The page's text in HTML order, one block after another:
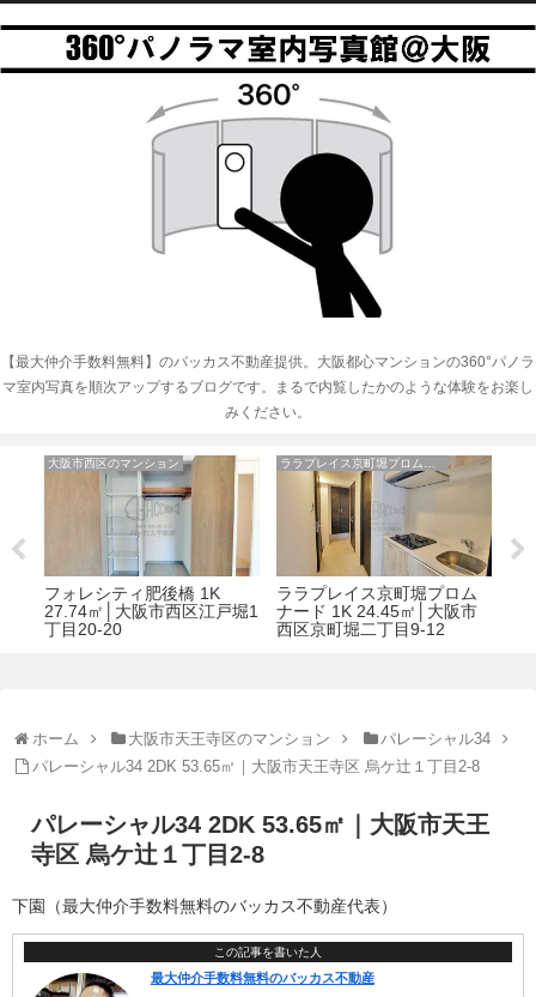
【最大仲介手数料無料】のバッカス不動産提供。大阪都心マンションの360°パノラ
マ室内写真を順次アップするブログです。まるで内覧したかのような体験をお楽し
みください。
ロム
阪市
アーバネックス淀屋橋
アーバネックス淀屋橋 1LDK
60.87㎡│大阪市中央区 平野
町３丁目3-11
アスティオン大手通
アスティオン大手通 1DK
29.99㎡│大阪市中央区大手
通2-4-15
ホーム 大阪市天王寺区のマンション
パレーシャル34
パレーシャル34 2DK 53.65㎡｜大阪市天王寺区 烏ケ辻１丁目2-8
パレーシャル34 2DK 53.65㎡｜大阪市天王
寺区 烏ケ辻１丁目2-8
下園（最大仲介手数料無料のバッカス不動産代表）
この記事を書いた人
最大仲介手数料無料のバッカス不動産